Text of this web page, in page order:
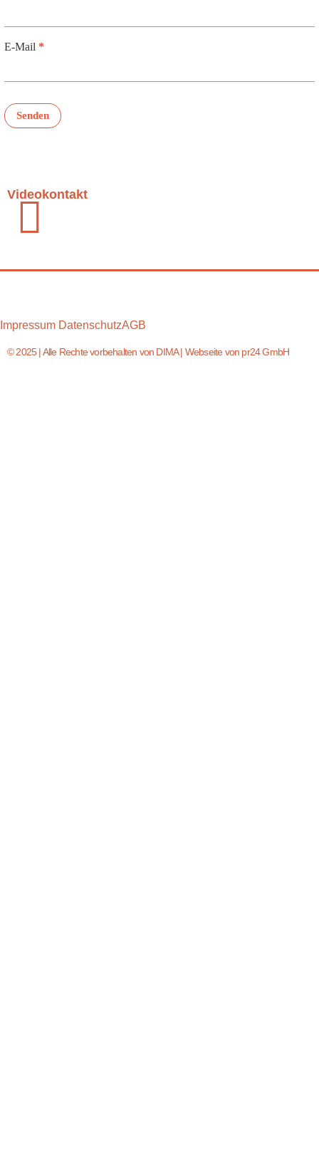
E-Mail *
Senden
Videokontakt
Impressum DatenschutzAGB
© 2025 | Alle Rechte vorbehalten von DIMA | Webseite von pr24 GmbH